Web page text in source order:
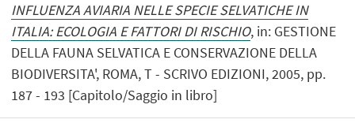
INFLUENZA AVIARIA NELLE SPECIE SELVATICHE IN
ITALIA: ECOLOGIA E FATTORI DI RISCHIO, in: GESTIONE
DELLA FAUNA SELVATICA E CONSERVAZIONE DELLA
BIODIVERSITA', ROMA, T - SCRIVO EDIZIONI, 2005, pp.
187 - 193 [Capitolo/Saggio in libro]